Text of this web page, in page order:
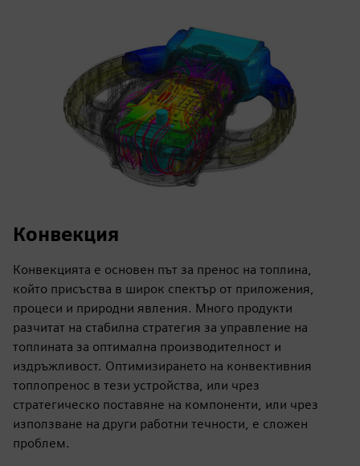
Конвекция
Конвекцията е основен път за пренос на топлина,
който присъства в широк спектър от приложения,
процеси и природни явления. Много продукти
разчитат на стабилна стратегия за управление на
топлината за оптимална производителност и
издръжливост. Оптимизирането на конвективния
топлопренос в тези устройства, или чрез
стратегическо поставяне на компоненти, или чрез
използване на други работни течности, е сложен
проблем.